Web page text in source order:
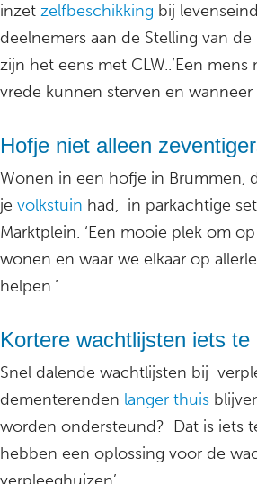
inzet zelfbeschikking bij
deelnemers aan de Stelling van de
zijn het eens met CLW..’Een
vrede kunnen sterven en wanneer
Hofje niet alleen
Wonen in een hofje in Brummen,
je volkstuin had, in parkachtige
Marktplein. ‘Een mooie plek om
wonen en waar we elkaar op
helpen.’
Kortere wachtlijsten iets te
Snel dalende wachtlijsten bij
dementerenden langer thuis
worden ondersteund? Dat is iets
hebben een oplossing voor de